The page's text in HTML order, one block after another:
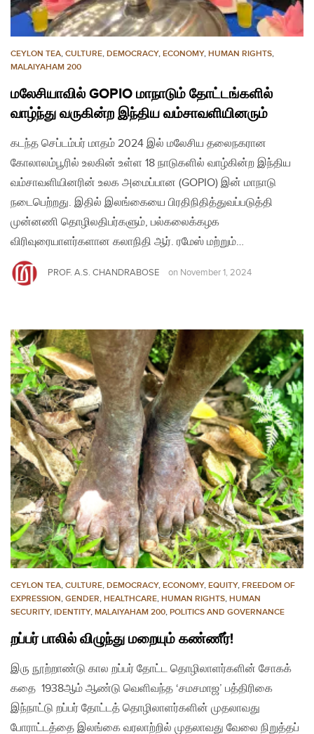
CEYLON TEA, CULTURE, DEMOCRACY, ECONOMY, HUMAN RIGHTS,
MALAIYAHAM 200
மலேசியாவில் GOPIO மாநாடும் தோட்டங்களில்
வாழ்ந்து வருகின்ற இந்திய வம்சாவளியினரும்
கடந்த செப்டம்பர் மாதம் 2024 இல் மலேசிய தலைநகரான
கோலாலம்பூரில் உலகின் உள்ள 18 நாடுகளில் வாழ்கின்ற இந்திய
வம்சாவளியினரின் உலக அமைப்பான (GOPIO) இன் மாநாடு
நடைபெற்றது. இதில் இலங்கையை பிரதிநிதித்துவப்படுத்தி
முன்னணி தொழிலதிபர்களும், பல்கலைக்கழக
விரிவுரையாளர்களான கலாநிதி ஆர். ரமேஸ் மற்றும்…
PROF. A.S. CHANDRABOSE on November 1, 2024
CEYLON TEA, CULTURE, DEMOCRACY, ECONOMY, EQUITY, FREEDOM OF
EXPRESSION, GENDER, HEALTHCARE, HUMAN RIGHTS, HUMAN
SECURITY, IDENTITY, MALAIYAHAM 200, POLITICS AND GOVERNANCE
றப்பர் பாலில் விழுந்து மறையும் கண்ணீர்!
இரு நூற்றாண்டு கால றப்பர் தோட்ட தொழிலாளர்களின் சோகக்
கதை 1938ஆம் ஆண்டு வெளிவந்த ‘சமசமாஜ’ பத்திரிகை
இந்நாட்டு றப்பர் தோட்டத் தொழிலாளர்களின் முதலாவது
போராட்டத்தை இலங்கை வரலாற்றில் முதலாவது வேலை நிறுத்தப்